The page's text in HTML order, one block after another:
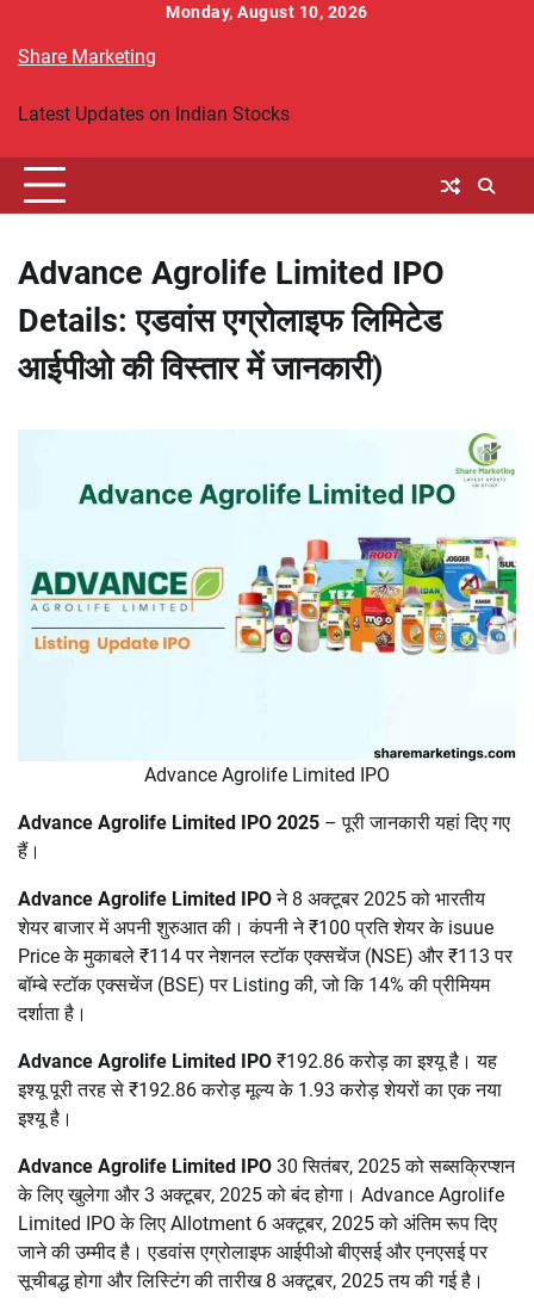
content
Monday, August 10, 2026
Share Marketing
Latest Updates on Indian Stocks
Advance Agrolife Limited IPO
Details: एडवांस एग्रोलाइफ लिमिटेड
आईपीओ की विस्तार में जानकारी)
Advance Agrolife Limited IPO
Advance Agrolife Limited IPO 2025 – पूरी जानकारी यहां दिए गए
हैं।
Advance Agrolife Limited IPOने 8 अक्टूबर 2025 को भारतीय
शेयर बाजार में अपनी शुरुआत की। कंपनी ने ₹100 प्रति शेयर के isuue
Price के मुकाबले ₹114 पर नेशनल स्टॉक एक्सचेंज (NSE) और ₹113 पर
बॉम्बे स्टॉक एक्सचेंज (BSE) पर Listing की, जो कि 14% की प्रीमियम
दर्शाता है।
Advance Agrolife Limited IPO ₹192.86 करोड़ का इश्यू है। यह
इश्यू पूरी तरह से ₹192.86 करोड़ मूल्य के 1.93 करोड़ शेयरों का एक नया
इश्यू है।
Advance Agrolife Limited IPO 30 सितंबर, 2025 को सब्सक्रिप्शन
के लिए खुलेगा और 3 अक्टूबर, 2025 को बंद होगा। Advance Agrolife
Limited IPO के लिए Allotment 6 अक्टूबर, 2025 को अंतिम रूप दिए
जाने की उम्मीद है। एडवांस एग्रोलाइफ आईपीओ बीएसई और एनएसई पर
सूचीबद्ध होगा और लिस्टिंग की तारीख 8 अक्टूबर, 2025 तय की गई है।